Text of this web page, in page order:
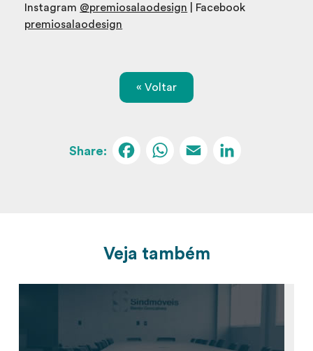
Instagram @premiosalaodesign | Facebook
premiosalaodesign
« Voltar
Facebook
WhatsApp
Email
Veja também